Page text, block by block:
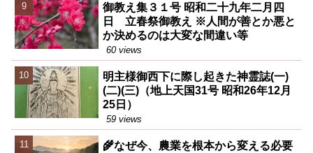
御教え集３１号 昭和二十九年二月四
日 立春祭御教え ※人間が善とか悪と
か決めるのは大変な間違い等
60 views
明主様御西下に際し起きた神霊誌(一)
(二)(三)（地上天国31号 昭和26年12月
25日）
59 views
🌾なぜ今、農業を根本から変える必要